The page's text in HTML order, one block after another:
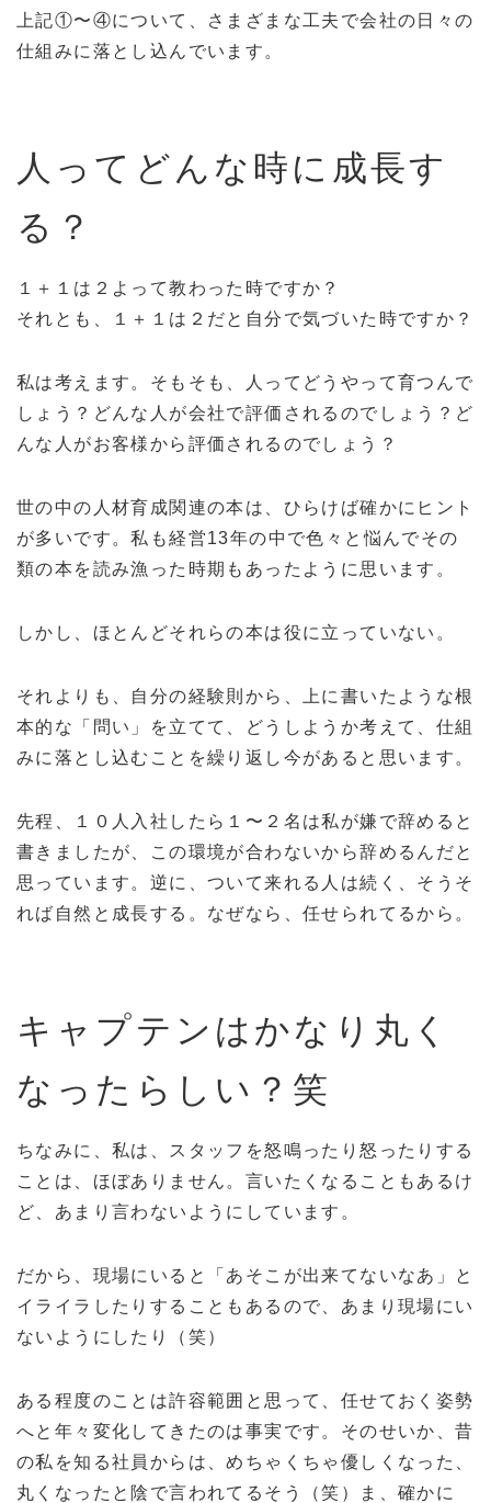
上記①〜④について、さまざまな工夫で会社の日々の
仕組みに落とし込んでいます。
人ってどんな時に成長す
る？
１＋１は２よって教わった時ですか？
それとも、１＋１は２だと自分で気づいた時ですか？
私は考えます。そもそも、人ってどうやって育つんで
しょう？どんな人が会社で評価されるのでしょう？ど
んな人がお客様から評価されるのでしょう？
世の中の人材育成関連の本は、ひらけば確かにヒント
が多いです。私も経営13年の中で色々と悩んでその
類の本を読み漁った時期もあったように思います。
しかし、ほとんどそれらの本は役に立っていない。
それよりも、自分の経験則から、上に書いたような根
本的な「問い」を立てて、どうしようか考えて、仕組
みに落とし込むことを繰り返し今があると思います。
先程、１０人入社したら１〜２名は私が嫌で辞めると
書きましたが、この環境が合わないから辞めるんだと
思っています。逆に、ついて来れる人は続く、そうそ
れば自然と成長する。なぜなら、任せられてるから。
キャプテンはかなり丸く
なったらしい？笑
ちなみに、私は、スタッフを怒鳴ったり怒ったりする
ことは、ほぼありません。言いたくなることもあるけ
ど、あまり言わないようにしています。
だから、現場にいると「あそこが出来てないなあ」と
イライラしたりすることもあるので、あまり現場にい
ないようにしたり（笑）
ある程度のことは許容範囲と思って、任せておく姿勢
へと年々変化してきたのは事実です。そのせいか、昔
の私を知る社員からは、めちゃくちゃ優しくなった、
丸くなったと陰で言われてるそう（笑）ま、確かに